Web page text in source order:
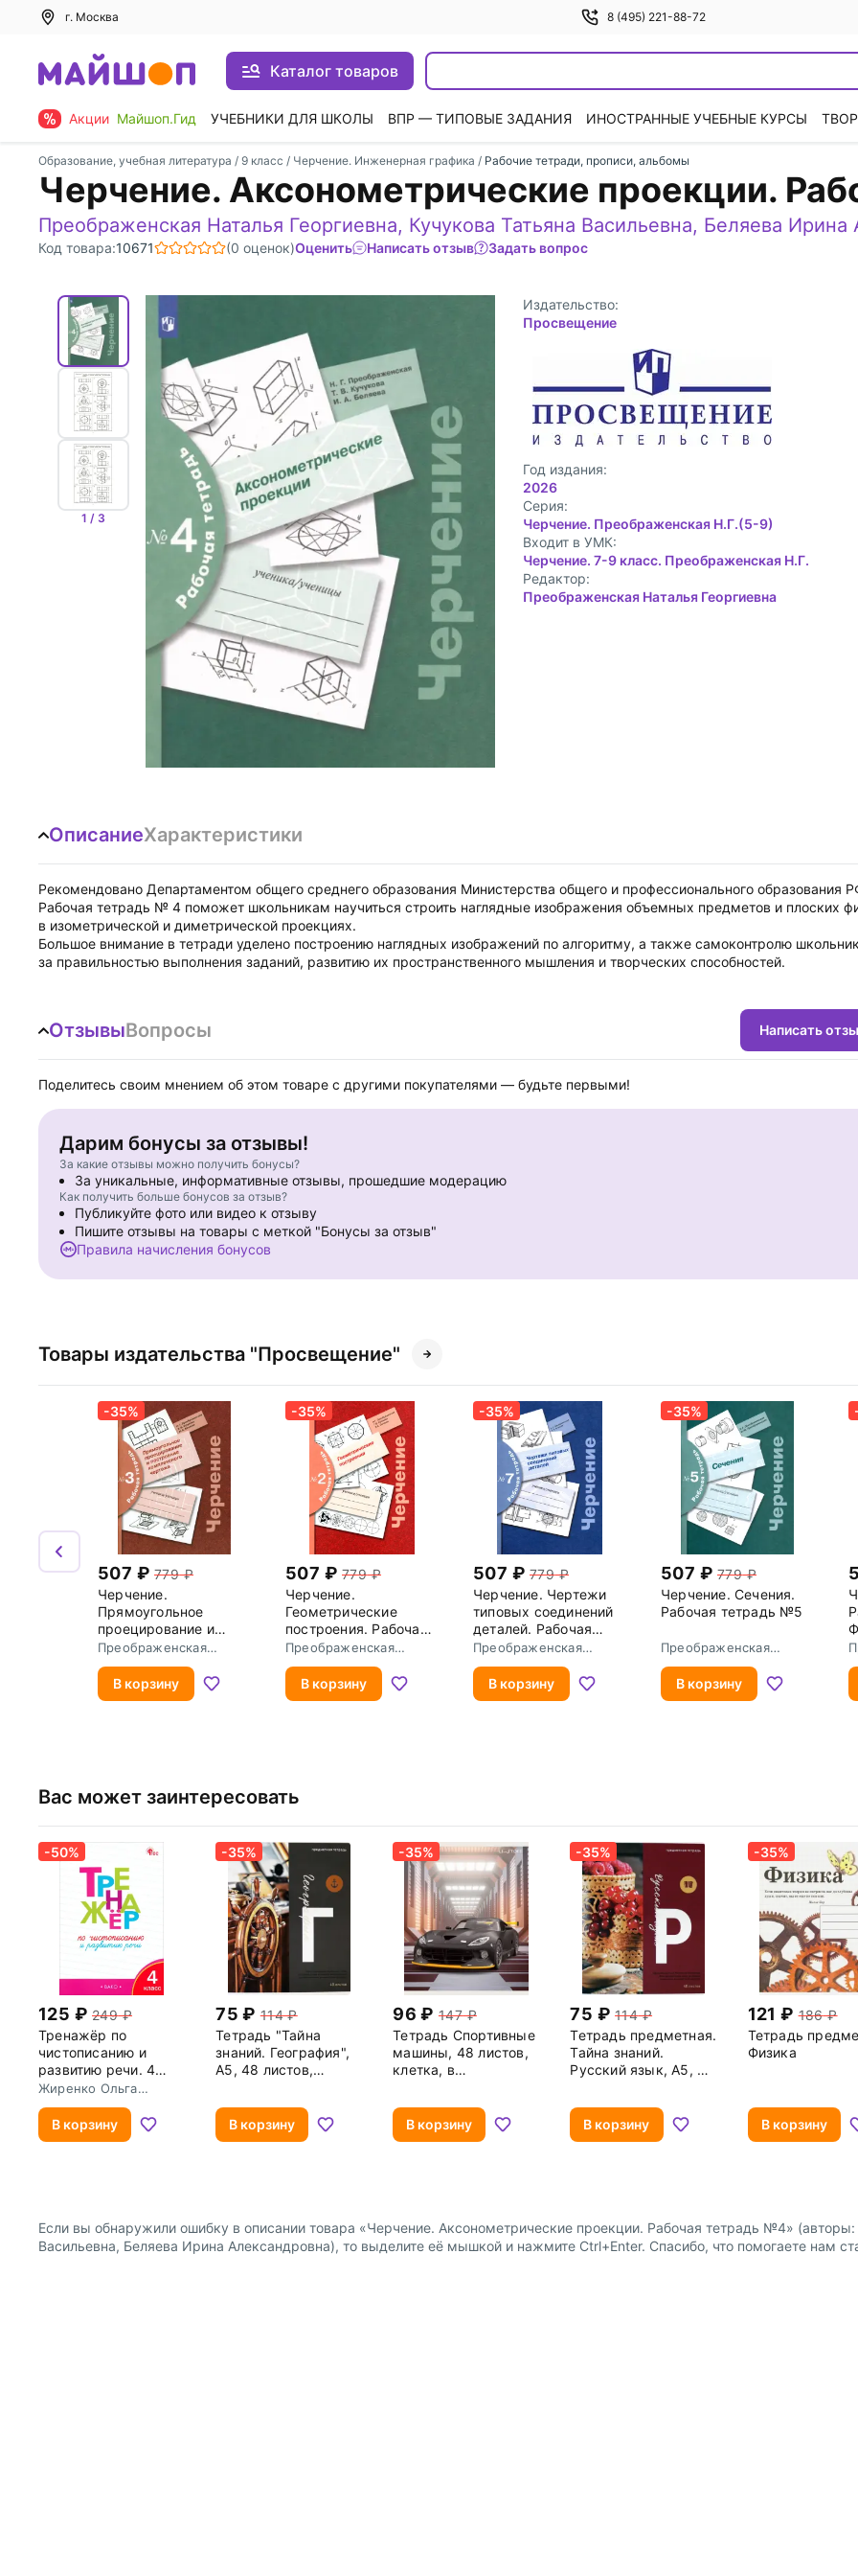
г. Москва 8 (495) 221-88-72
Каталог товаров
Акции Майшоп.Гид УЧЕБНИКИ ДЛЯ ШКОЛЫ ВПР — ТИПОВЫЕ ЗАДАНИЯ ИНОСТРАННЫЕ УЧЕБНЫЕ КУРСЫ
Образование, учебная литература / 9 класс / Черчение. Инженерная графика / Рабочие тетради, прописи, альбомы
Черчение. Аксонометрические проекции.
Преображенская Наталья Георгиевна, Кучукова Татьяна Васильевна, Беляева Ирина
Код товара:10671 (0 оценок)Оценить Написать отзыв Задать вопрос
1 / 3
Издательство:
Просвещение
Год издания:
2026
Cерия:
Черчение. Преображенская Н.Г.(5-9)
Входит в УМК:
Черчение. 7-9 класс. Преображенская Н.Г.
Редактор:
Преображенская Наталья Георгиевна
ОписаниеХарактеристики
Рекомендовано Департаментом общего среднего образования Министерства общего и профессионального образования
Рабочая тетрадь № 4 поможет школьникам научиться строить наглядные изображения объемных предметов и плоских
в изометрической и диметрической проекциях.
Большое внимание в тетради уделено построению наглядных изображений по алгоритму, а также самоконтролю
за правильностью выполнения заданий, развитию их пространственного мышления и творческих способностей.
ОтзывыВопросы Написать
Поделитесь своим мнением об этом товаре с другими покупателями — будьте первыми!
Дарим бонусы за отзывы!
За какие отзывы можно получить бонусы?
За уникальные, информативные отзывы, прошедшие модерацию
Как получить больше бонусов за отзыв?
Публикуйте фото или видео к отзыву
Пишите отзывы на товары с меткой "Бонусы за отзыв"
Правила начисления бонусов
Товары издательства "Просвещение"
-35%
507
779
Черчение.
Прямоугольное
проецирование и
построение
комплексного
чертежа. Рабочая
тетрадь №3. ФГОС
Преображенская
Наталья Георгиевна
В корзину
-35%
507
779
Черчение.
Геометрические
построения. Рабочая
тетрадь № 2
Преображенская
Наталья Георгиевна
В корзину
-35%
507
779
Черчение. Чертежи
типовых соединений
деталей. Рабочая
тетрадь № 7. ФГОС
Преображенская
Наталья Георгиевна
В корзину
-35%
507
779
Черчение. Сечения.
Рабочая тетрадь №5
Преображенская
Наталья Георгиевна
В корзину
Вас может заинтересовать
-50%
125
249
Тренажёр по
чистописанию и
развитию речи. 4
класс. ФГОС
Жиренко Ольга
Егоровна
В корзину
-35%
75
114
Тетрадь "Тайна
знаний. География",
А5, 48 листов,
В корзину
-35%
96
147
Тетрадь Спортивные
машины, 48 листов,
клетка, в
В корзину
-35%
75
114
Тетрадь предметная.
Тайна знаний.
Русский язык, А5, 48
В корзину
-35%
121
186
Тетрадь
Физика
В корзину
Если вы обнаружили ошибку в описании товара «Черчение. Аксонометрические проекции. Рабочая тетрадь №4»
Васильевна, Беляева Ирина Александровна), то выделите её мышкой и нажмите Ctrl+Enter. Спасибо, что помогаете нам